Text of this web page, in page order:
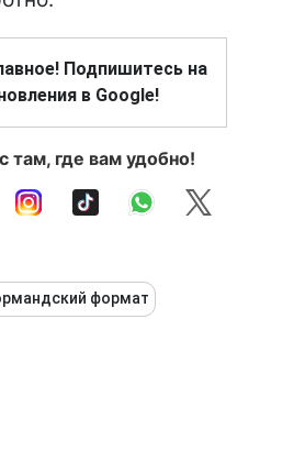
Подпишитесь на
в Google!
там, где вам удобно!
формат